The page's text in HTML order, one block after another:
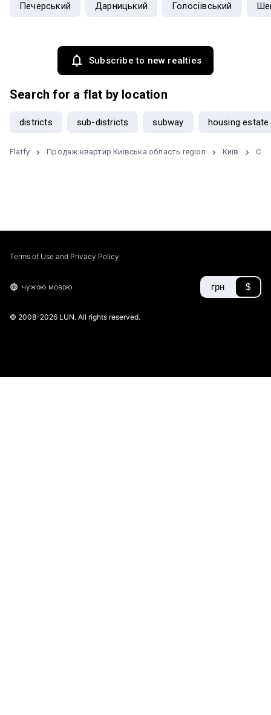
Печерський Дарницький Голосіївський
Subscribe to new realties
Search for a flat by location
districts sub-districts subway housing estate
Flatfy Продаж квартир Київська область region Київ
Terms of Use and Privacy Policy
чужою мовою грн $
© 2008-2026 LUN. All rights reserved.